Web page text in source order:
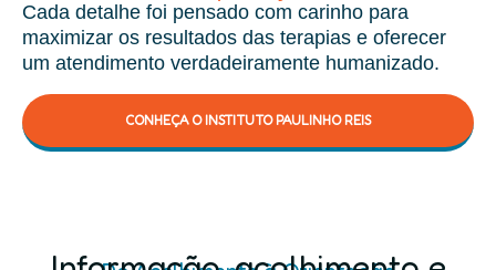
Cada detalhe foi pensado com carinho para
maximizar os resultados das terapias e oferecer
um atendimento verdadeiramente humanizado.
CONHEÇA O INSTITUTO PAULINHO REIS